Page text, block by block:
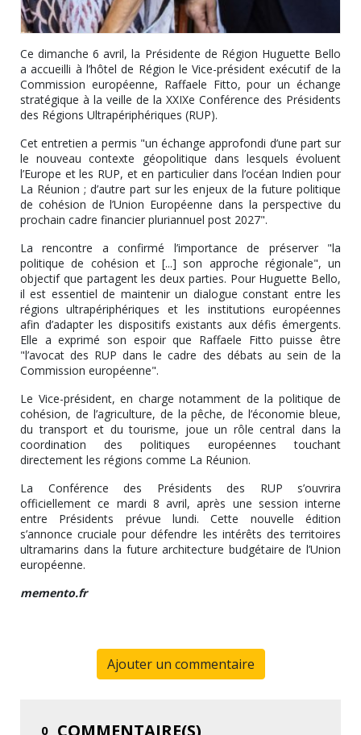
Ce dimanche 6 avril, la Présidente de Région Huguette Bello
a accueilli à l’hôtel de Région le Vice-président exécutif de la
Commission européenne, Raffaele Fitto, pour un échange
stratégique à la veille de la XXIXe Conférence des Présidents
des Régions Ultrapériphériques (RUP).
Cet entretien a permis "un échange approfondi d’une part sur
le nouveau contexte géopolitique dans lesquels évoluent
l’Europe et les RUP, et en particulier dans l’océan Indien pour
La Réunion ; d’autre part sur les enjeux de la future politique
de cohésion de l’Union Européenne dans la perspective du
prochain cadre financier pluriannuel post 2027".
La rencontre a confirmé l’importance de préserver "la
politique de cohésion et [...] son approche régionale", un
objectif que partagent les deux parties. Pour Huguette Bello,
il est essentiel de maintenir un dialogue constant entre les
régions ultrapériphériques et les institutions européennes
afin d’adapter les dispositifs existants aux défis émergents.
Elle a exprimé son espoir que Raffaele Fitto puisse être
"l’avocat des RUP dans le cadre des débats au sein de la
Commission européenne".
Le Vice-président, en charge notamment de la politique de
cohésion, de l’agriculture, de la pêche, de l’économie bleue,
du transport et du tourisme, joue un rôle central dans la
coordination des politiques européennes touchant
directement les régions comme La Réunion.
La Conférence des Présidents des RUP s’ouvrira
officiellement ce mardi 8 avril, après une session interne
entre Présidents prévue lundi. Cette nouvelle édition
s’annonce cruciale pour défendre les intérêts des territoires
ultramarins dans la future architecture budgétaire de l’Union
européenne.
memento.fr
Ajouter un commentaire
0 COMMENTAIRE(S)